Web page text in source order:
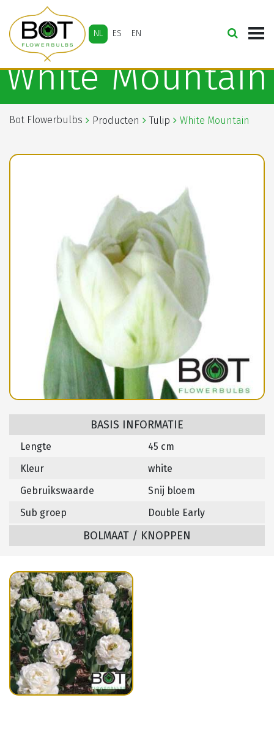
NL ES EN
White Mountain
Bot Flowerbulbs Producten Tulip White Mountain
BASIS INFORMATIE
Lengte
45 cm
Kleur
white
Gebruikswaarde
Snij bloem
Sub groep
Double Early
BOLMAAT / KNOPPEN